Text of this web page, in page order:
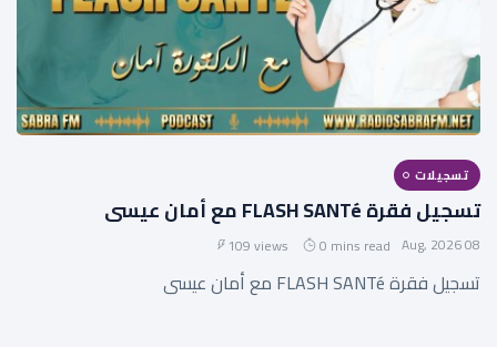
تسجيلات
تسجيل فقرة FLASH SANTé مع أمان عيسى
08 Aug, 2026
0 mins read
109 views
تسجيل فقرة FLASH SANTé مع أمان عيسى